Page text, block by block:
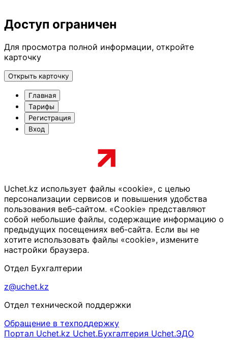
Доступ ограничен
Для просмотра полной информации, откройте
карточку
Открыть карточку
Главная
Тарифы
Регистрация
Вход
Uchet.kz использует файлы «cookie», с целью
персонализации сервисов и повышения удобства
пользования веб-сайтом. «Cookie» представляют
собой небольшие файлы, содержащие информацию о
предыдущих посещениях веб-сайта. Если вы не
хотите использовать файлы «cookie», измените
настройки браузера.
Отдел Бухгалтерии
z@uchet.kz
Отдел технической поддержки
Обращение в техподдержку
Портал Uchet.kz Uchet.Бухгалтерия Uchet.ЭДО